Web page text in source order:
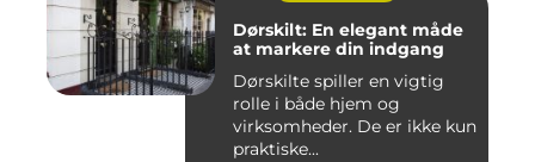
Dørskilt: En elegant måde
at markere din indgang
Dørskilte spiller en vigtig
rolle i både hjem og
virksomheder. De er ikke kun
praktiske...